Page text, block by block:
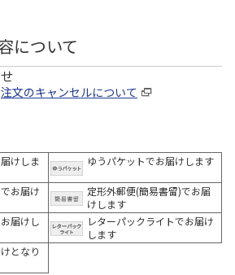
について
注文のキャンセルについて
けしま
ゆうパケットでお届けします
お届け
定形外郵便(簡易書留)でお届
けします
届けし
レターパックライトでお届け
します
となり